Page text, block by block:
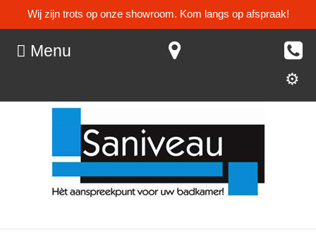
Wij zijn trots op onze showroom. Kom langs op afspraak!
Menu